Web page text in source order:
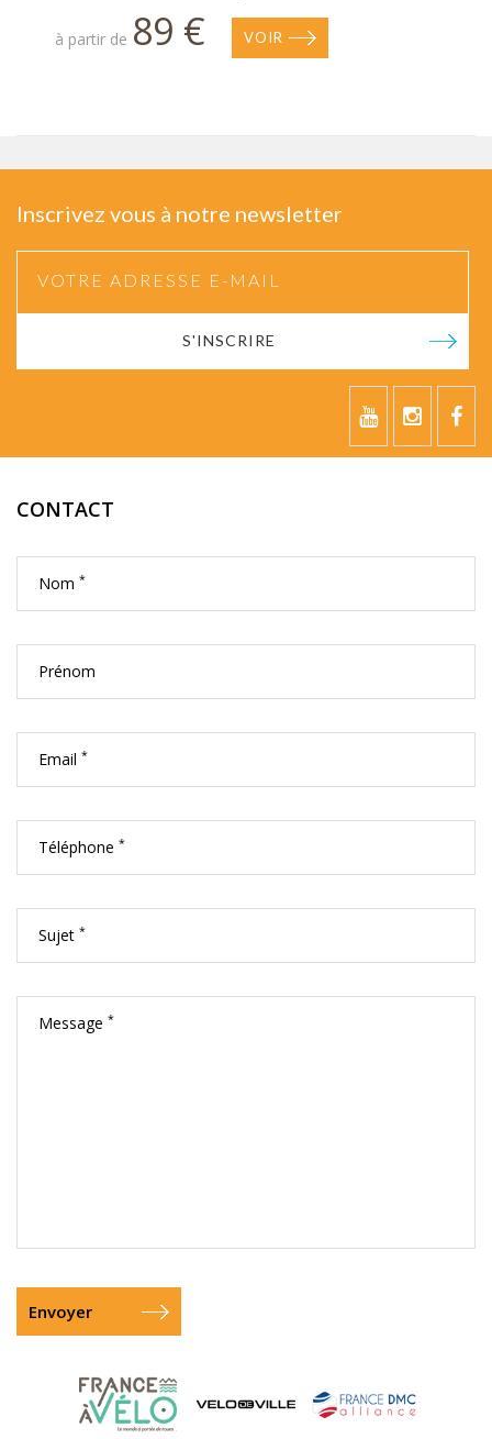
à partir de 89 € VOIR
Inscrivez vous à notre newsletter
S'INSCRIRE
CONTACT
Nom *
Prénom
Email *
Téléphone *
Sujet *
Message *